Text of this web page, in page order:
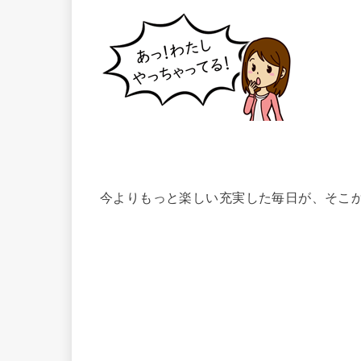
今よりもっと楽しい充実した毎日が、そこ